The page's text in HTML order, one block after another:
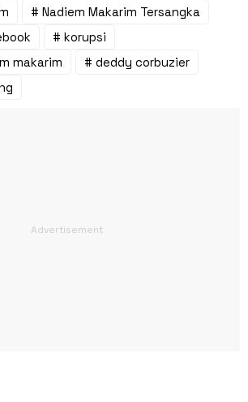
# Nadiem Makarim Tersangka
# korupsi
makarim
# deddy corbuzier